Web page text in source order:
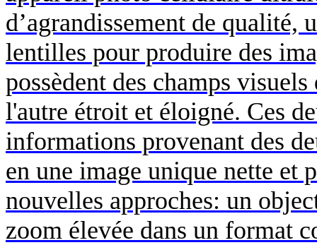
d’agrandissement de qualité,
lentilles pour produire des
possèdent des champs
l'autre étroit et éloigné. Ces
informations provenant des
en une image unique nette et
nouvelles approches: un
zoom élevée dans un format